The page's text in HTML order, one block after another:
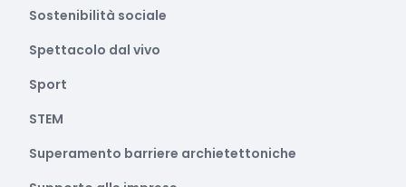
Sostenibilità sociale
Spettacolo dal vivo
Sport
STEM
Superamento barriere archietettoniche